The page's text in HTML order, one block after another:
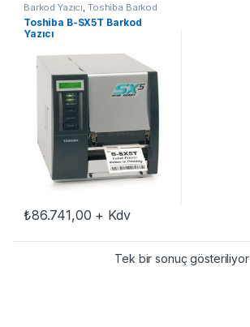
Barkod Yazıcı Toshiba Barkod
Yazıcı
Toshiba B-SX5T Barkod
Yazıcı
₺86.741,00 + Kdv
Tek bir sonuç gösteriliyor